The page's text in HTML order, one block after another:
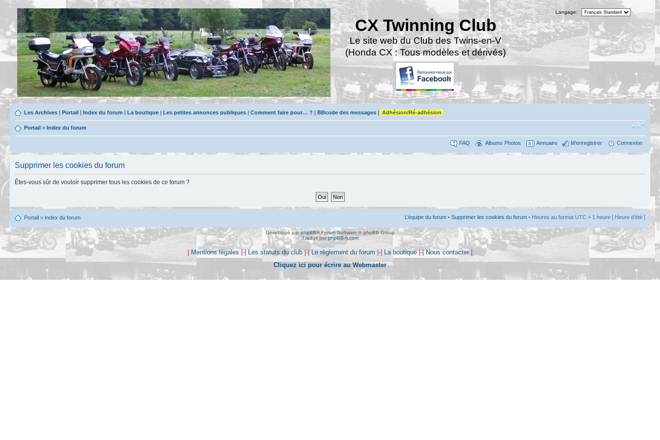
CX Twinning Club
Le site web du Club des Twins-en-V
(Honda CX : Tous modèles et dérivés)
Langage:
Les Archives | Portail | Index du forum | La boutique | Les petites annonces publiques | Comment faire pour… ? | BBcode des messages | Adhésion/Ré-adhésion
Portail » Index du forum
FAQ Albums Photos Annuaire M’enregistrer Connexion
Supprimer les cookies du forum
Êtes-vous sûr de vouloir supprimer tous les cookies de ce forum ?
Portail » Index du forum L’équipe du forum • Supprimer les cookies du forum • Heures au format UTC + 1 heure [ Heure d’été ]
Développé parphpBB® Forum Software © phpBB Group
Traduit parphpBB-fr.com
Mentions légales |-| Les statuts du club|-| Le règlement du forum |-| La boutique|-|Nous contacter|
Cliquez ici pour écrire au Webmaster